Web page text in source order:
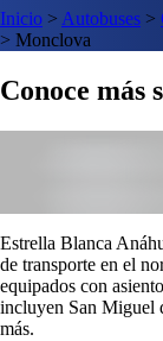
Inicio > Autobuses >
> Monclova
Conoce más
Estrella Blanca
de transporte en el
equipados con
incluyen San Miguel
más.